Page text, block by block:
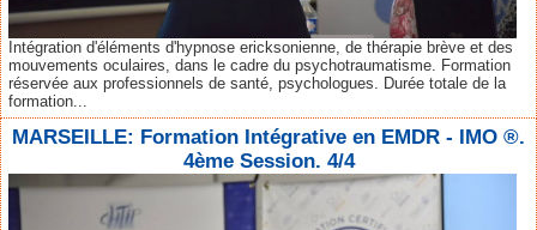
Intégration d'éléments d'hypnose ericksonienne, de thérapie brève et des
mouvements oculaires, dans le cadre du psychotraumatisme. Formation
réservée aux professionnels de santé, psychologues. Durée totale de la
formation...
MARSEILLE: Formation Intégrative en EMDR - IMO ®.
4ème Session. 4/4